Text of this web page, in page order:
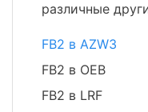
различные
FB2 в AZW3
FB2 в OEB
FB2 в LRF